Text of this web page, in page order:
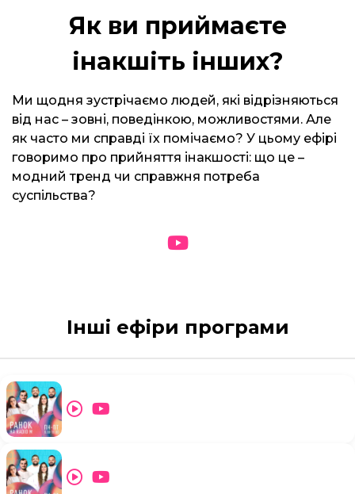
Як ви приймаєте
інакшіть інших?
Ми щодня зустрічаємо людей, які відрізняються
від нас – зовні, поведінкою, можливостями. Але
як часто ми справді їх помічаємо? У цьому ефірі
говоримо про прийняття інакшості: що це –
модний тренд чи справжня потреба
суспільства?
Інші ефіри програми